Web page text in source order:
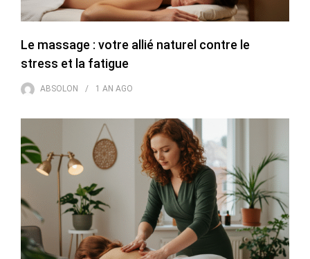
Le massage : votre allié naturel contre le
stress et la fatigue
ABSOLON 1 AN AGO